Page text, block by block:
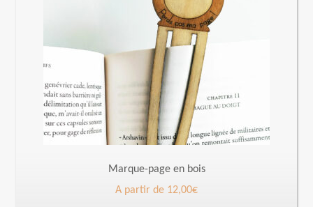
Marque-page en bois
A partir de 12,00€